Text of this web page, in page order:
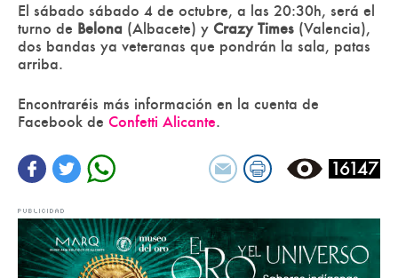
El sábado sábado 4 de octubre, a las 20:30h, será el
turno de Belona (Albacete) y Crazy Times (Valencia),
dos bandas ya veteranas que pondrán la sala, patas
arriba.
Encontraréis más información en la cuenta de
Facebook de Confetti Alicante.
16147